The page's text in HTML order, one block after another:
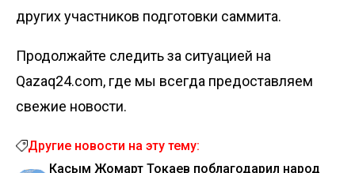
других участников подготовки саммита.
Продолжайте следить за ситуацией на
Qazaq24.com, где мы всегда предоставляем
свежие новости.
Другие новости на эту тему:
Касым Жомарт Токаев поблагодарил народ